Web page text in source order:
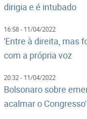
dirigia e é intubado
16:58 - 11/04/2022
'Entre à direita, mas
com a própria voz
20:32 - 11/04/2022
Bolsonaro sobre
acalmar o Congresso'